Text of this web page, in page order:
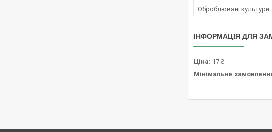
Оброблювані культури
ІНФОРМАЦІЯ ДЛЯ
Ціна: 17 ₴
Мінімальне